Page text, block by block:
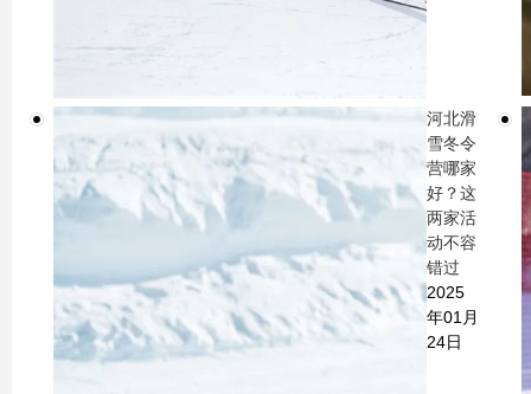
河北滑
雪冬令
营哪家
好？这
两家活
动不容
错过
2025
年01月
24日